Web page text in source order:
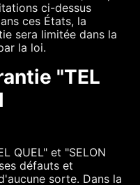
ci-dessus
ces États, la
sera limitée dans la
la loi.
"TEL
QUEL" et "SELON
défauts et
sorte. Dans la